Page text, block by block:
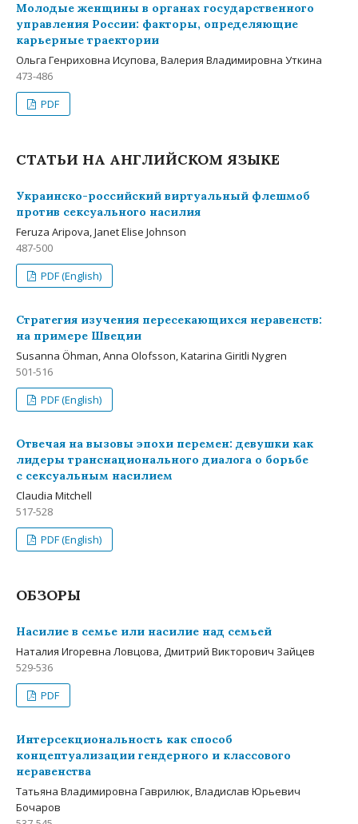
Молодые женщины в органах государственного
управления России: факторы, определяющие
карьерные траектории
Ольга Генриховна Исупова, Валерия Владимировна Уткина
473-486
PDF
СТАТЬИ НА АНГЛИЙСКОМ ЯЗЫКЕ
Украинско-российский виртуальный флешмоб
против сексуального насилия
Feruza Aripova, Janet Elise Johnson
487-500
PDF (English)
Стратегия изучения пересекающихся неравенств:
на примере Швеции
Susanna Öhman, Anna Olofsson, Katarina Giritli Nygren
501-516
PDF (English)
Отвечая на вызовы эпохи перемен: девушки как
лидеры транснационального диалога о борьбе
с сексуальным насилием
Claudia Mitchell
517-528
PDF (English)
ОБЗОРЫ
Насилие в семье или насилие над семьей
Наталия Игоревна Ловцова, Дмитрий Викторович Зайцев
529-536
PDF
Интерсекциональность как способ
концептуализации гендерного и классового
неравенства
Татьяна Владимировна Гаврилюк, Владислав Юрьевич
Бочаров